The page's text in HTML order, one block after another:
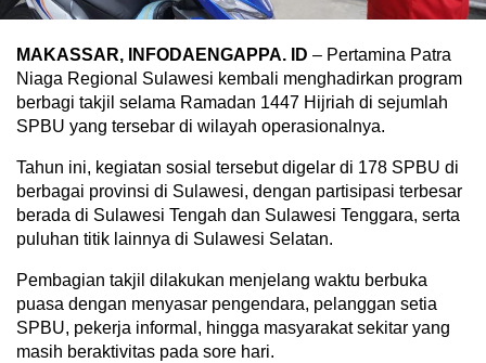
MAKASSAR, INFODAENGAPPA. ID – Pertamina Patra
Niaga Regional Sulawesi kembali menghadirkan program
berbagi takjil selama Ramadan 1447 Hijriah di sejumlah
SPBU yang tersebar di wilayah operasionalnya.
Tahun ini, kegiatan sosial tersebut digelar di 178 SPBU di
berbagai provinsi di Sulawesi, dengan partisipasi terbesar
berada di Sulawesi Tengah dan Sulawesi Tenggara, serta
puluhan titik lainnya di Sulawesi Selatan.
Pembagian takjil dilakukan menjelang waktu berbuka
puasa dengan menyasar pengendara, pelanggan setia
SPBU, pekerja informal, hingga masyarakat sekitar yang
masih beraktivitas pada sore hari.